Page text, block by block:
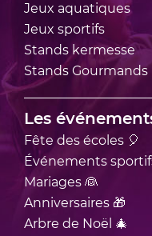
Jeux aquatiques
Jeux sportifs
Stands kermesse
Stands Gourmands
Les
Fête des écoles 🎈
Événements
Mariages 👰
Anniversaires 🎁
Arbre de Noël 🎄